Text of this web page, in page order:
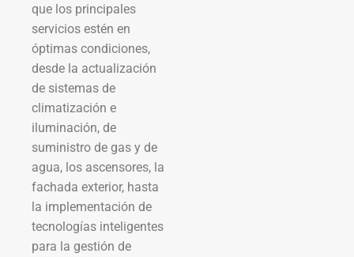
que los principales
servicios estén en
óptimas condiciones,
desde la actualización
de sistemas de
climatización e
iluminación, de
suministro de gas y de
agua, los ascensores, la
fachada exterior, hasta
la implementación de
tecnologías inteligentes
para la gestión de